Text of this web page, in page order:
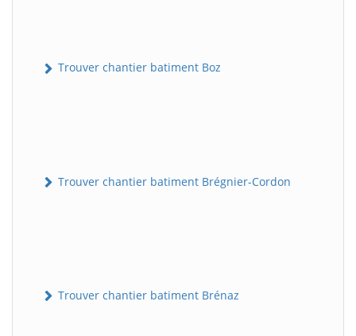
Trouver chantier batiment Boz
Trouver chantier batiment Brégnier-Cordon
Trouver chantier batiment Brénaz